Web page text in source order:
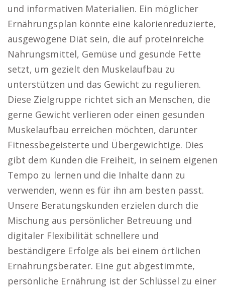
und informativen Materialien. Ein möglicher
Ernährungsplan könnte eine kalorienreduzierte,
ausgewogene Diät sein, die auf proteinreiche
Nahrungsmittel, Gemüse und gesunde Fette
setzt, um gezielt den Muskelaufbau zu
unterstützen und das Gewicht zu regulieren.
Diese Zielgruppe richtet sich an Menschen, die
gerne Gewicht verlieren oder einen gesunden
Muskelaufbau erreichen möchten, darunter
Fitnessbegeisterte und Übergewichtige. Dies
gibt dem Kunden die Freiheit, in seinem eigenen
Tempo zu lernen und die Inhalte dann zu
verwenden, wenn es für ihn am besten passt.
Unsere Beratungskunden erzielen durch die
Mischung aus persönlicher Betreuung und
digitaler Flexibilität schnellere und
beständigere Erfolge als bei einem örtlichen
Ernährungsberater. Eine gut abgestimmte,
persönliche Ernährung ist der Schlüssel zu einer